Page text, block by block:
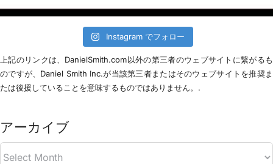
Instagram でフォロー
上記のリンクは、DanielSmith.com以外の第三者のウェブサイトに繋がるも
のですが、Daniel Smith Inc.が当該第三者またはそのウェブサイトを推奨ま
たは後援していることを意味するものではありません。.
アーカイブ